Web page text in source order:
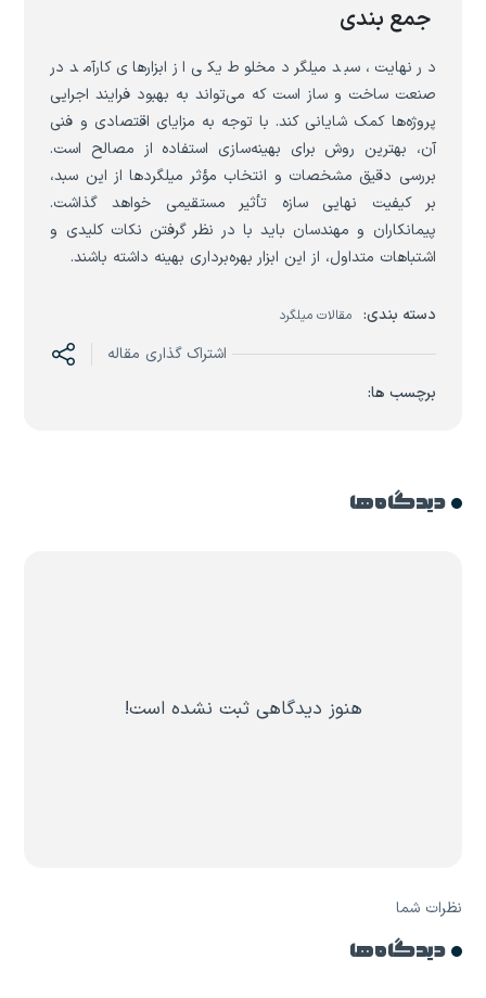
جمع بندی
در نهایت، سبد میلگرد مخلوط یکی از ابزارهای کارآمد در
صنعت ساخت و ساز است که می‌تواند به بهبود فرایند اجرایی
پروژه‌ها کمک شایانی کند. با توجه به مزایای اقتصادی و فنی
آن، بهترین روش برای بهینه‌سازی استفاده از مصالح است.
بررسی دقیق مشخصات و انتخاب مؤثر میلگردها از این سبد،
بر کیفیت نهایی سازه تأثیر مستقیمی خواهد گذاشت.
پیمانکاران و مهندسان باید با در نظر گرفتن نکات کلیدی و
اشتباهات متداول، از این ابزار بهره‌برداری بهینه داشته باشند.
دسته بندی: مقالات میلگرد
اشتراک گذاری مقاله
برچسب ها:
دیدگاه ها
هنوز دیدگاهی ثبت نشده است!
نظرات شما
دیدگاه ها